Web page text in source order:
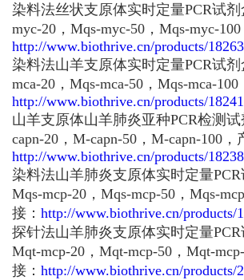
染料法丝状支原体实时定量PCR试
myc-20，Mqs-myc-50，Mqs-myc-
http://www.biothrive.cn/products/
染料法山羊支原体实时定量PCR试
mca-20，Mqs-mca-50，Mqs-mca-100
http://www.biothrive.cn/products/
山羊支原体山羊肺炎亚种PCR检测
capn-20，M-capn-50，M-capn-100，
http://www.biothrive.cn/products/
染料法山羊肺炎支原体实时定量PCR
Mqs-mcp-20，Mqs-mcp-50，Mqs-
接： http://www.biothrive.cn/products/
探针法山羊肺炎支原体实时定量PCR
Mqt-mcp-20，Mqt-mcp-50，Mqt-
接： http://www.biothrive.cn/products/